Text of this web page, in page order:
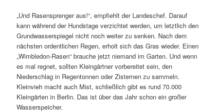
„Und Rasensprenger aus!“, empfiehlt der Landeschef. Darauf
kann während der Hundstage verzichtet werden, um letztlich den
Grundwasserspiegel nicht noch weiter zu senken. Nach dem
nächsten ordentlichen Regen, erholt sich das Gras wieder. Einen
„Wimbledon-Rasen“ brauche jetzt niemand im Garten. Und wenn
es mal regnet, sollten Kleingärtner vorbereitet sein, den
Niederschlag in Regentonnen oder Zisternen zu sammeln.
Kleinvieh macht auch Mist, schließlich gibt es rund 70.000
Kleingärten in Berlin. Das ist über das Jahr schon ein großer
Wasserspeicher.